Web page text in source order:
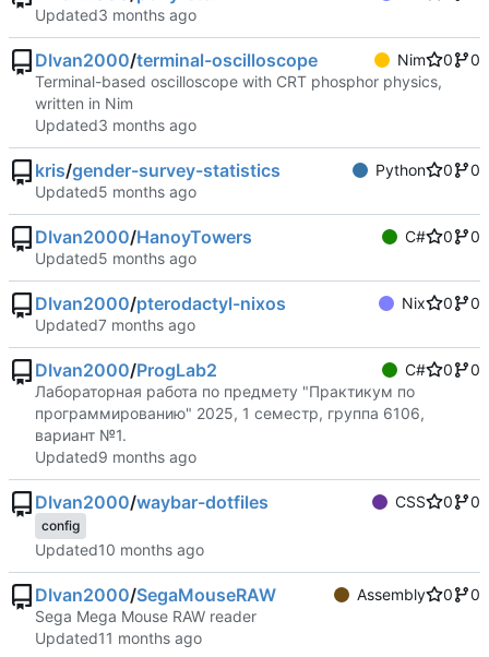
Updated
DIvan2000/terminal-oscilloscope Nim 0
0
Terminal-based oscilloscope with CRT phosphor physics,
written in Nim
Updated
kris/gender-survey-statistics Python 0
0
Updated
DIvan2000/HanoyTowers C# 0
0
Updated
DIvan2000/pterodactyl-nixos Nix 0
0
Updated
DIvan2000/ProgLab2 C# 0
0
Лабораторная работа по предмету "Практикум по
программированию" 2025, 1 семестр, группа 6106,
вариант №1.
Updated
DIvan2000/waybar-dotfiles CSS 0 0
config
Updated
DIvan2000/SegaMouseRAW Assembly 0
0
Sega Mega Mouse RAW reader
Updated